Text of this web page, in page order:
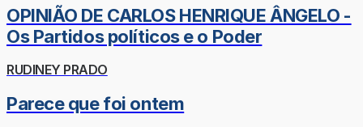
OPINIÃO DE CARLOS HENRIQUE ÂNGELO -
Os Partidos políticos e o Poder
RUDINEY PRADO
Parece que foi ontem